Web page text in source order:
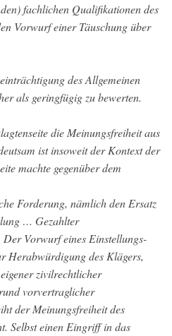
fachlichen Qualifikationen des
Vorwurf einer Täuschung über
des Allgemeinen
als geringfügig zu bewerten.
die Meinungsfreiheit aus
ist insoweit der Kontext der
machte gegenüber dem
Forderung, nämlich den Ersatz
… Gezahlter
Vorwurf eines Einstellungs-
Herabwürdigung des Klägers,
zivilrechtlicher
vorvertraglicher
der Meinungsfreiheit des
Selbst einen Eingriff in das